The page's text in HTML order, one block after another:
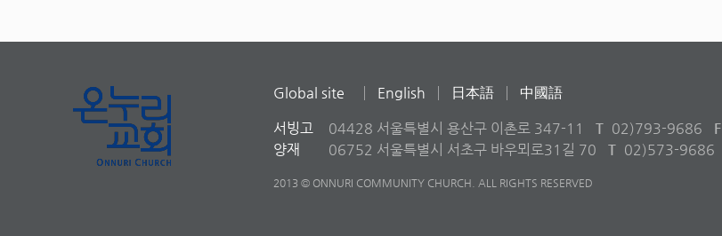
Global site English 日本語 中國語
서빙고 04428 서울특별시 용산구 이촌로 347-11 T 02)793-9686 F
양재
06752 서울특별시 서초구 바우뫼로31길 70 T 02)573-9686
2013 © ONNURI COMMUNITY CHURCH. ALL RIGHTS RESERVED